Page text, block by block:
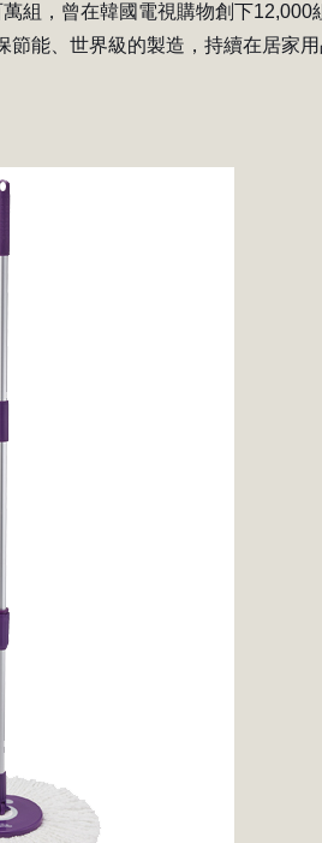
組，曾在韓國電視購物創下12,000
能、世界級的製造，持續在居家